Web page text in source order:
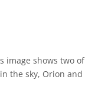
image shows two of
the sky, Orion and